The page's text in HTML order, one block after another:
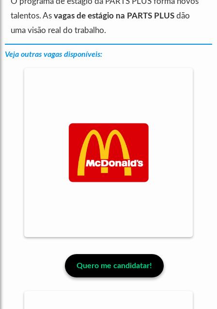
talentos. As vagas de estágio na PARTS PLUS dão
uma visão real do trabalho.
Veja outras vagas disponíveis:
Quero me candidatar!